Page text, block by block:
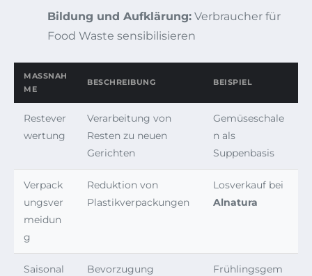
Bildung und Aufklärung: Verbraucher für
Food Waste sensibilisieren
MASSNAHM
E
BESCHREIBUNG BEISPIEL
Restever
wertung
Verarbeitung von
Resten zu neuen
Gerichten
Gemüseschale
n als
Suppenbasis
Verpack
ungsver
meidun
g
Reduktion von
Plastikverpackungen
Losverkauf bei
Alnatura
Saisonal
Bevorzugung
Frühlingsgem